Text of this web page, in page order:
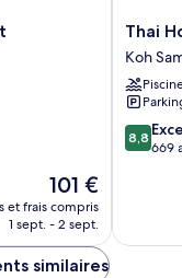
Le
nouveau
prix
de
101 €
et frais compris
1 sept. - 2 sept.
Thai
House
Beach
Resort
Koh
Samui
Thai
Koh
8.8
sur
8,8
669
similaires